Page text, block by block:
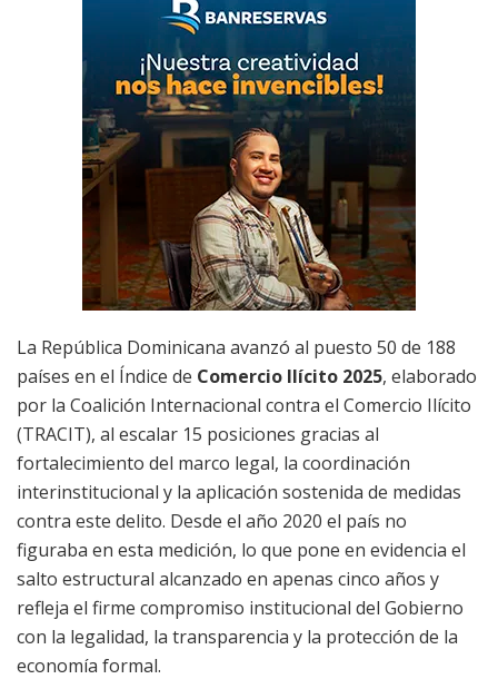
La República Dominicana avanzó al puesto 50 de 188
países en el Índice de Comercio Ilícito 2025, elaborado
por la Coalición Internacional contra el Comercio Ilícito
(TRACIT), al escalar 15 posiciones gracias al
fortalecimiento del marco legal, la coordinación
interinstitucional y la aplicación sostenida de medidas
contra este delito. Desde el año 2020 el país no
figuraba en esta medición, lo que pone en evidencia el
salto estructural alcanzado en apenas cinco años y
refleja el firme compromiso institucional del Gobierno
con la legalidad, la transparencia y la protección de la
economía formal.